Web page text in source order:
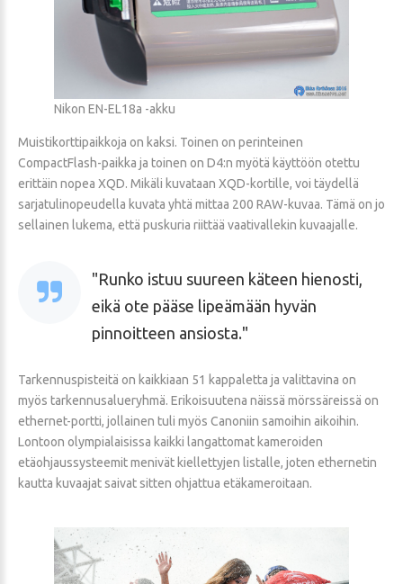
Nikon EN-EL18a -akku
Muistikorttipaikkoja on kaksi. Toinen on perinteinen
CompactFlash-paikka ja toinen on D4:n myötä käyttöön otettu
erittäin nopea XQD. Mikäli kuvataan XQD-kortille, voi täydellä
sarjatulinopeudella kuvata yhtä mittaa 200 RAW-kuvaa. Tämä on jo
sellainen lukema, että puskuria riittää vaativallekin kuvaajalle.
Runko istuu suureen käteen hienosti,
eikä ote pääse lipeämään hyvän
pinnoitteen ansiosta.
Tarkennuspisteitä on kaikkiaan 51 kappaletta ja valittavina on
myös tarkennusalueryhmä. Erikoisuutena näissä mörssäreissä on
ethernet-portti, jollainen tuli myös Canoniin samoihin aikoihin.
Lontoon olympialaisissa kaikki langattomat kameroiden
etäohjaussysteemit menivät kiellettyjen listalle, joten ethernetin
kautta kuvaajat saivat sitten ohjattua etäkameroitaan.